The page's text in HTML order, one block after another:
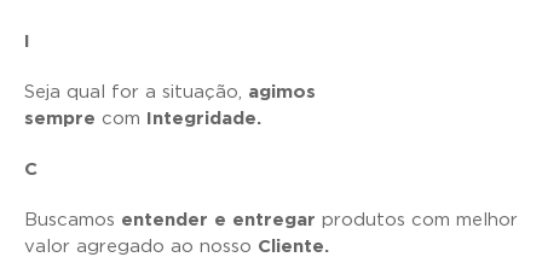
Seja qual for a situação, agimos
sempre com Integridade.
C
Buscamos entender e entregar produtos com melhor
valor agregado ao nosso Cliente.